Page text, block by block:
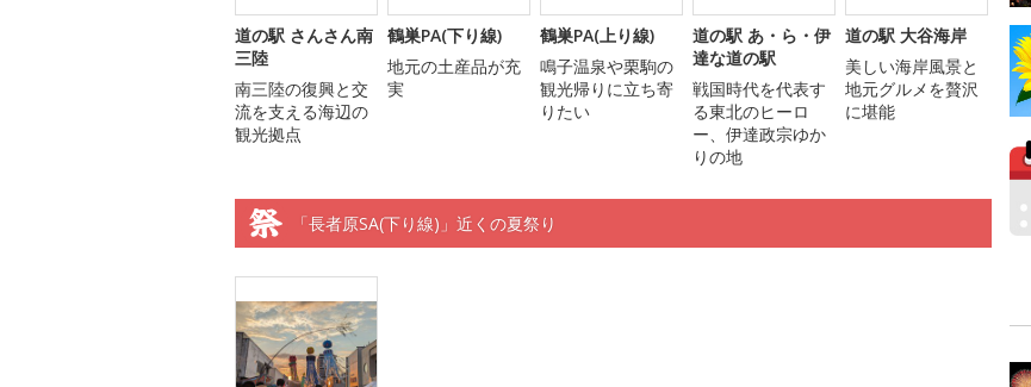
道の駅 さんさん南
三陸
南三陸の復興と交
流を支える海辺の
観光拠点
鶴巣PA(下り線)
地元の土産品が充
実
鶴巣PA(上り線)
鳴子温泉や栗駒の
観光帰りに立ち寄
りたい
道の駅 あ・ら・伊
達な道の駅
戦国時代を代表す
る東北のヒーロ
ー、伊達政宗ゆか
りの地
道の駅 大谷海岸
美しい海岸風景と
地元グルメを贅沢
に堪能
「長者原SA(下り線)」近くの夏祭り